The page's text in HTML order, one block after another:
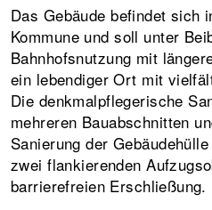
Das Gebäude befindet sich
Kommune und soll unter
Bahnhofsnutzung mit
ein lebendiger Ort mit
Die denkmalpflegerische
mehreren Bauabschnitten
Sanierung der
zwei flankierenden
barrierefreien Erschließung.